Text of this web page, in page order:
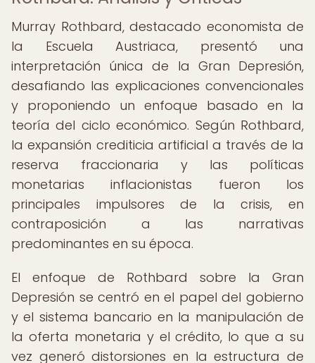
Murray Rothbard, destacado economista de
la Escuela Austriaca, presentó una
interpretación única de la Gran Depresión,
desafiando las explicaciones convencionales
y proponiendo un enfoque basado en la
teoría del ciclo económico. Según Rothbard,
la expansión crediticia artificial a través de la
reserva fraccionaria y las políticas
monetarias inflacionistas fueron los
principales impulsores de la crisis, en
contraposición a las narrativas
predominantes en su época.
El enfoque de Rothbard sobre la Gran
Depresión se centró en el papel del gobierno
y el sistema bancario en la manipulación de
la oferta monetaria y el crédito, lo que a su
vez generó distorsiones en la estructura de